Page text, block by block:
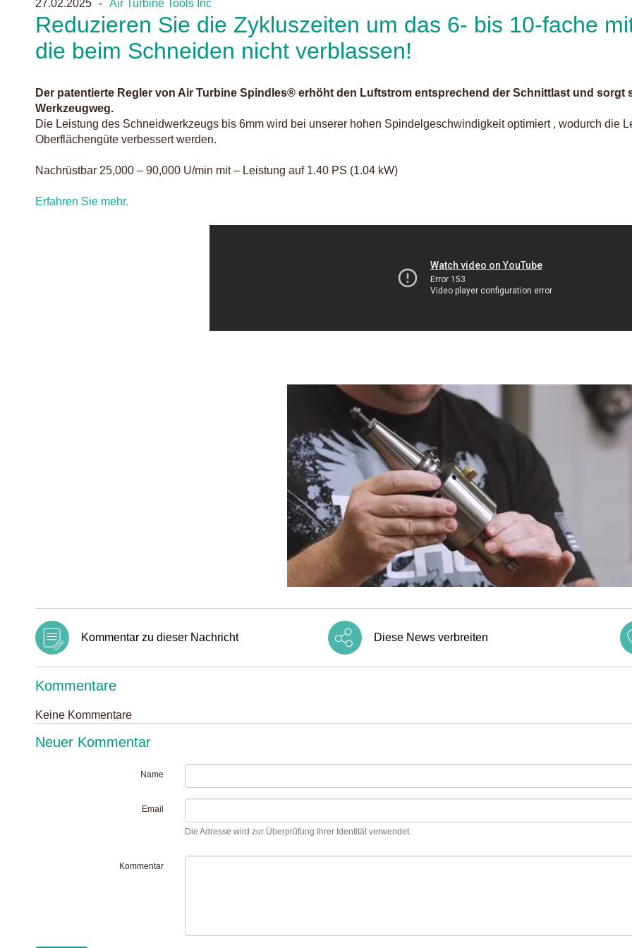
27.02.2025 Air Turbine Tools Inc
Reduzieren Sie die Zykluszeiten um das 6- bis 10-fache
die beim Schneiden nicht verblassen!
Der patentierte Regler von Air Turbine Spindles® erhöht den Luftstrom entsprechend der Schnittlast und
Werkzeugweg.
Die Leistung des Schneidwerkzeugs bis 6mm wird bei unserer hohen Spindelgeschwindigkeit optimiert , wodurch die
Oberflächengüte verbessert werden.
Nachrüstbar 25,000 – 90,000 U/min mit – Leistung auf 1.40 PS (1.04 kW)
Erfahren Sie mehr.
Kommentar zu dieser Nachricht Diese News verbreiten
Kommentare
Keine Kommentare
Neuer Kommentar
Name
Email
Die Adresse wird zur Überprüfung Ihrer Identität verwendet.
Kommentar